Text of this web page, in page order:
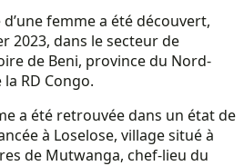
femme a été découvert,
2023, dans le secteur de
de Beni, province du Nord-
la RD Congo.
a été retrouvée dans un état de
à Loselose, village situé à
de Mutwanga, chef-lieu du